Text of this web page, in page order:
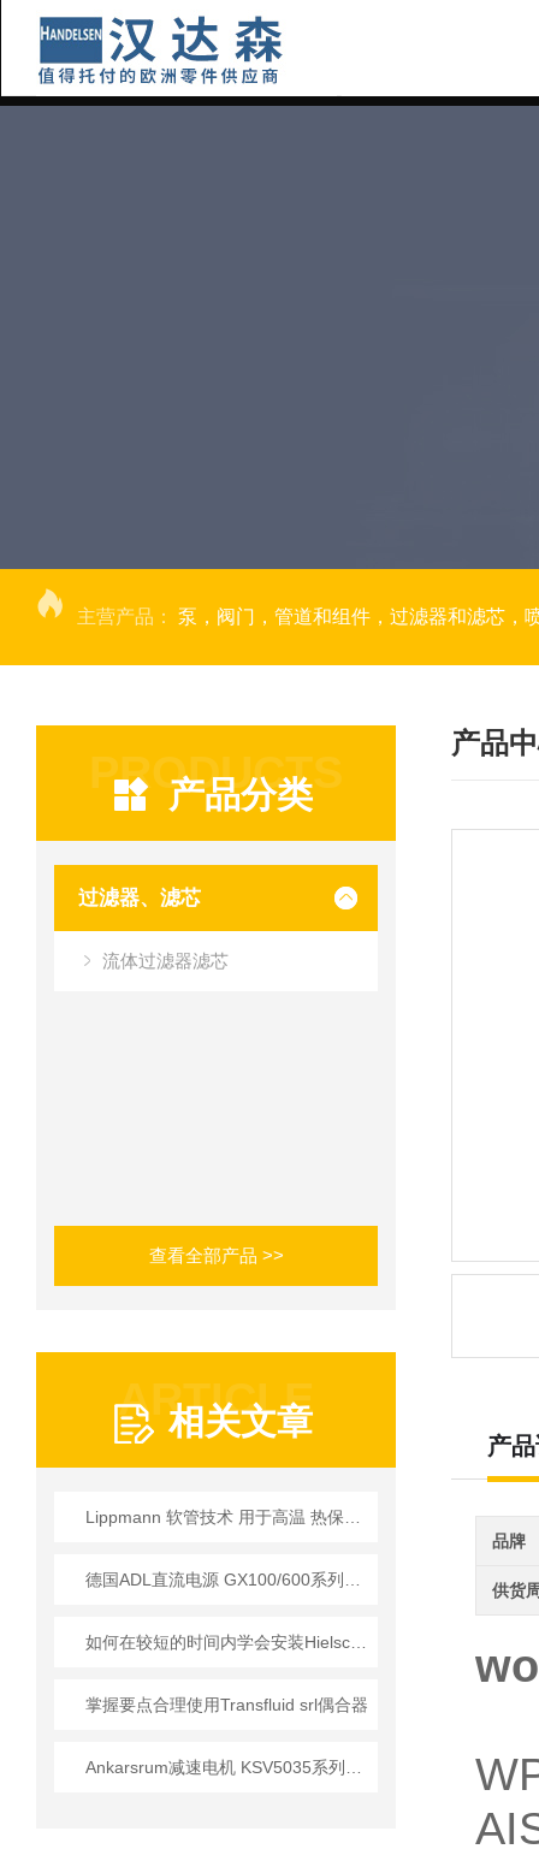
主营产品： 泵，阀门，管道和组件，过滤器和滤芯，
PRODUCTS
产品分类
过滤器、滤芯
流体过滤器滤芯
查看全部产品 >>
ARTICLE
相关文章
掌握要点合理使用Transfluid srl偶合器
产品
产
品牌
供货